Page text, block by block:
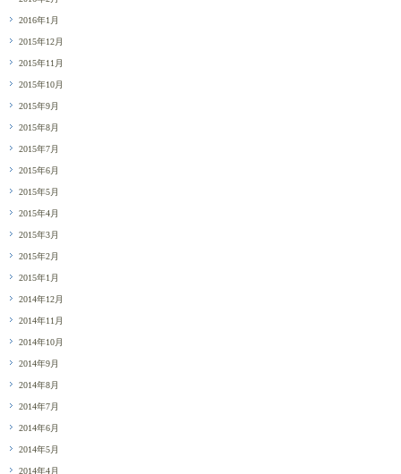
2016年1月
2015年12月
2015年11月
2015年10月
2015年9月
2015年8月
2015年7月
2015年6月
2015年5月
2015年4月
2015年3月
2015年2月
2015年1月
2014年12月
2014年11月
2014年10月
2014年9月
2014年8月
2014年7月
2014年6月
2014年5月
2014年4月